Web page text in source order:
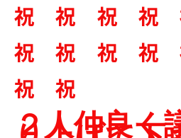
祝 祝 祝 祝
祝 祝 祝 祝
祝 祝
２人仲良く